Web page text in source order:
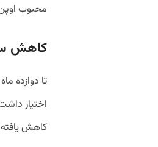
محبوب
کاهش
کاهش یافته است که حدود ۱۳ درصد